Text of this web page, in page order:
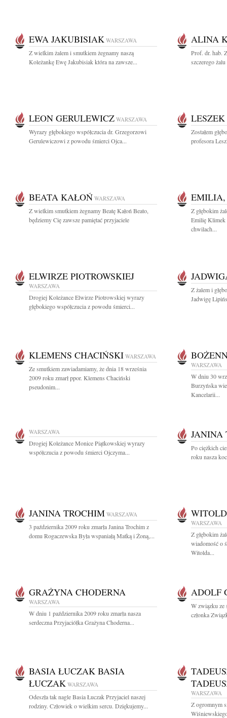
EWA JAKUBISIAK WARSZAWA
Z wielkim żalem i smutkiem żegnamy naszą
Koleżankę Ewę Jakubisiak która na zawsze...
ALINA
Prof. dr. hab.
szczerego
LEON GERULEWICZ WARSZAWA
Wyrazy głębokiego współczucia dr. Grzegorzowi
Gerulewiczowi z powodu śmierci Ojca...
Zostałem
profesora
BEATA KAŁOŃ WARSZAWA
Z wielkim smutkiem żegnamy Beatę Kałoń Beato,
będziemy Cię zawsze pamiętać przyjaciele
Z głębokim
Emilię Klimek
chwilach...
ELWIRZE PIOTROWSKIEJ
WARSZAWA
Drogiej Koleżance Elwirze Piotrowskiej wyrazy
głębokiego współczucia z powodu śmierci...
Z żalem i
Jadwigę
KLEMENS CHACIŃSKI WARSZAWA
Ze smutkiem zawiadamiamy, że dnia 18 września
2009 roku zmarł ppor. Klemens Chaciński
pseudonim...
WARSZAWA
W dniu 30
Burzyńska
Kancelarii...
WARSZAWA
Drogiej Koleżance Monice Piątkowskiej wyrazy
współczucia z powodu śmierci Ojczyma...
JANINA
Po ciężkich
roku nasza
JANINA TROCHIM WARSZAWA
3 października 2009 roku zmarła Janina Trochim z
domu Rogaczewska Była wspaniałą Matką i Żoną,...
WARSZAWA
Z głębokim
wiadomość o
Witolda...
GRAŻYNA CHODERNA
WARSZAWA
W dniu 1 października 2009 roku zmarła nasza
serdeczna Przyjaciółka Grażyna Choderna...
ADOLF
W związku ze
członka
BASIA ŁUCZAK BASIA
ŁUCZAK WARSZAWA
Odeszła tak nagle Basia Łuczak Przyjaciel naszej
rodziny. Człowiek o wielkim sercu. Dziękujemy...
WARSZAWA
Z ogromnym